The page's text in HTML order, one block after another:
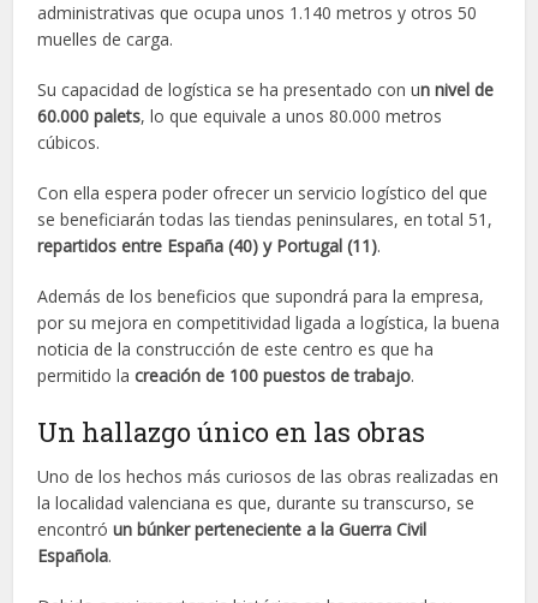
administrativas que ocupa unos 1.140 metros y otros 50
muelles de carga.
Su capacidad de logística se ha presentado con un nivel de
60.000 palets, lo que equivale a unos 80.000 metros
cúbicos.
Con ella espera poder ofrecer un servicio logístico del que
se beneficiarán todas las tiendas peninsulares, en total 51,
repartidos entre España (40) y Portugal (11).
Además de los beneficios que supondrá para la empresa,
por su mejora en competitividad ligada a logística, la buena
noticia de la construcción de este centro es que ha
permitido lacreación de 100 puestos de trabajo.
Un hallazgo único en las obras
Uno de los hechos más curiosos de las obras realizadas en
la localidad valenciana es que, durante su transcurso, se
encontróun búnker perteneciente a la Guerra Civil
Española.